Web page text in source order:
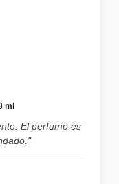
ml
El perfume es